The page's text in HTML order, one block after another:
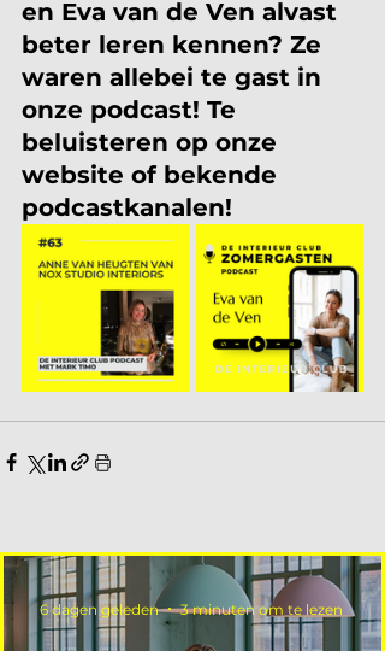
en Eva van de Ven alvast
beter leren kennen? Ze
waren allebei te gast in
onze podcast! Te
beluisteren op onze
website of bekende
podcastkanalen!
6 dagen geleden 3 minuten om te lezen